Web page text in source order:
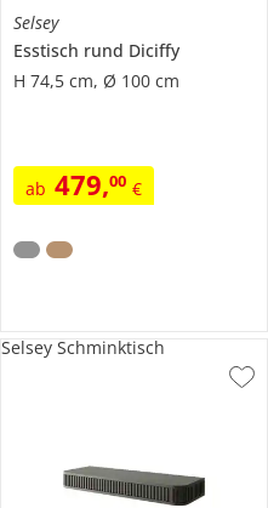
Selsey
Esstisch rund Diciffy
H 74,5 cm, Ø 100 cm
ab 479,00 €
Selsey Schminktisch